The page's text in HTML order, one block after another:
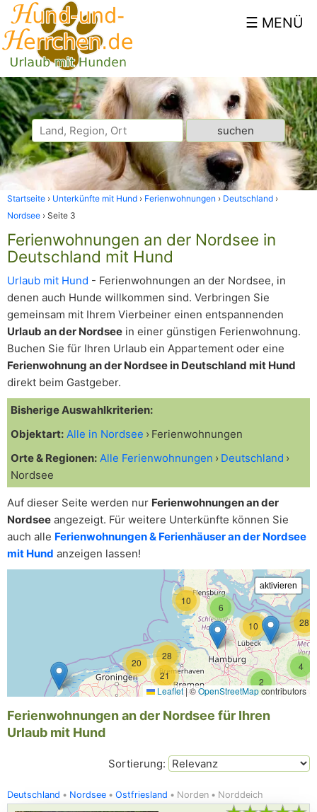
Startseite Unterkünfte mit Hund Ferienwohnungen
Deutschland
Nordsee
Seite 3
Ferienwohnungen an der Nordsee in
Deutschland mit Hund
Urlaub mit Hund - Ferienwohnungen an der Nordsee, in
denen auch Hunde willkommen sind. Verbringen Sie
gemeinsam mit Ihrem Vierbeiner einen entspannenden
Urlaub an der Nordsee in einer günstigen Ferienwohnung.
Buchen Sie für Ihren Urlaub ein Appartement oder eine
Ferienwohnung an der Nordsee in Deutschland mit Hund
direkt beim Gastgeber.
Bisherige Auswahlkriterien:
Objektart: Alle in Nordsee
Ferienwohnungen
Orte & Regionen: Alle Ferienwohnungen
Deutschland
Nordsee
Auf dieser Seite werden nur Ferienwohnungen an der
Nordsee angezeigt. Für weitere Unterkünfte können Sie
auch alle Ferienwohnungen & Ferienhäuser an der Nordsee
mit Hund anzeigen lassen!
4
10 28
20
28
21
6
10
2
Leaflet|©OpenStreetMapcontributors
Ferienwohnungen an der Nordsee für Ihren
Urlaub mit Hund
Sortierung:
Deutschland Nordsee Ostfriesland Norden Norddeich